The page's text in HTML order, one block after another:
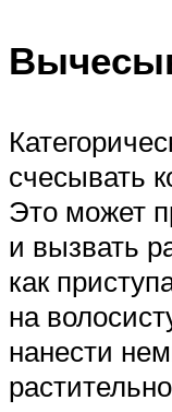
счесывать
Это может
и вызвать
как
на
нанести